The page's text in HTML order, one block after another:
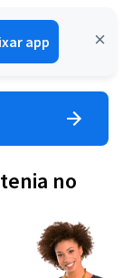
app
Entrar
no